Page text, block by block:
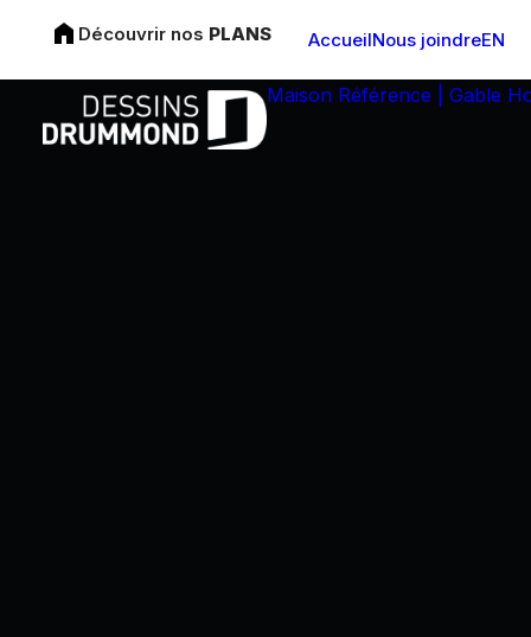
Découvrir nos PLANS AccueilNous joindreEN
Maison Référence | Gable